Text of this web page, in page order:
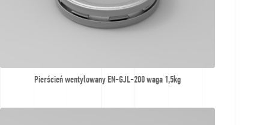
Pierścień wentylowany EN-GJL-200 waga 1,5kg